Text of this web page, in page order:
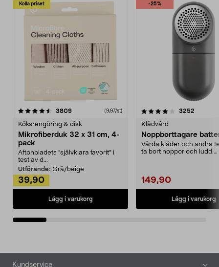
Kolla priset
3809recensioner (9,97/st)
Köksrengöring & disk
Mikrofiberduk 32 x 31 cm, 4-
pack
Aftonbladets "självklara favorit” i
test av d...
Utförande: Grå/beige
39,90
Lägg i varukorg
-25%
4.0av 5 stjärnor 3252
Klädvård
Noppborttagare
Vårda kläder och andra
ta bort noppor och ludd.
149,90
Lägg i varukorg
4.5av 5 stjärnor
Sidfot
Kundservice